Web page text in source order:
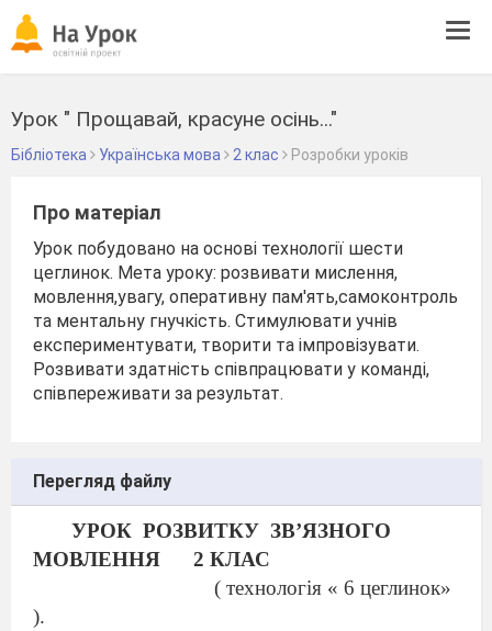
Урок " Прощавай, красуне осінь..."
Бібліотека Українська мова 2 клас Розробки уроків
Про матеріал
Урок побудовано на основі технології шести
цеглинок. Мета уроку: розвивати мислення,
мовлення,увагу, оперативну пам'ять,самоконтроль
та ментальну гнучкість. Стимулювати учнів
експериментувати, творити та імпровізувати.
Розвивати здатність співпрацювати у команді,
співпереживати за результат.
Перегляд файлу
УРОК РОЗВИТКУ ЗВ’ЯЗНОГО
МОВЛЕННЯ
2 КЛАС
( технологія « 6 цеглинок»
).